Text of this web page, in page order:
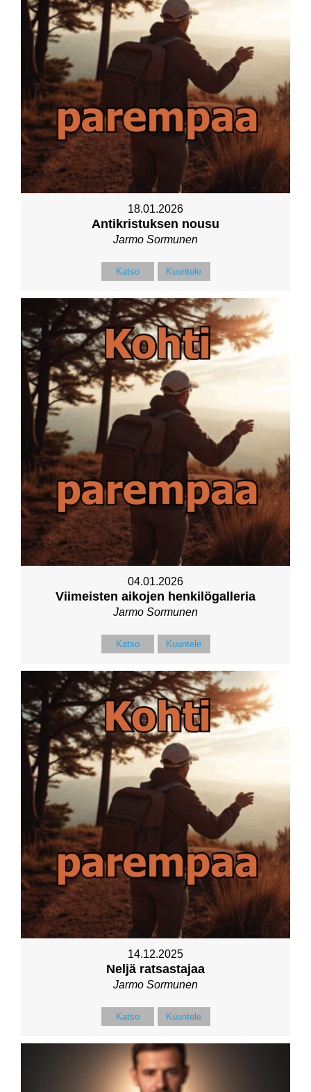
18.01.2026
Antikristuksen nousu
Jarmo Sormunen
Katso Kuuntele
04.01.2026
Viimeisten aikojen henkilögalleria
Jarmo Sormunen
Katso Kuuntele
14.12.2025
Neljä ratsastajaa
Jarmo Sormunen
Katso Kuuntele